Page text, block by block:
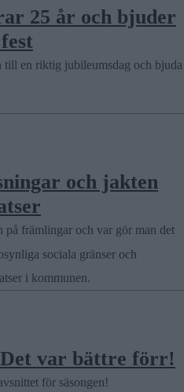
25 år och bjuder
en riktig jubileumsdag och bjuda
och jakten
på främlingar och var gör man det
sociala gränser och
i kommunen.
var bättre förr!
för säsongen!